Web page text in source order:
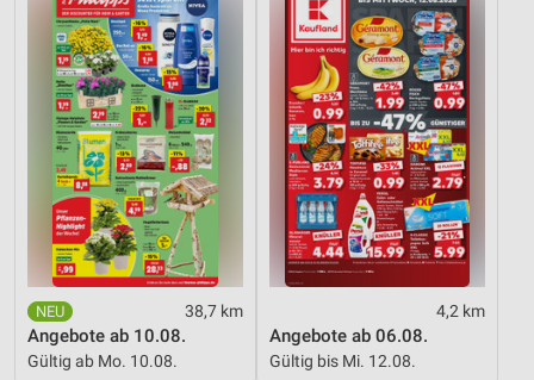
38,7 km
Angebote ab 10.08.
Gültig ab Mo. 10.08.
4,2 km
Angebote ab 06.08.
Gültig bis Mi. 12.08.